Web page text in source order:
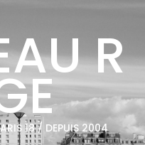
R
18 / DEPUIS 2004